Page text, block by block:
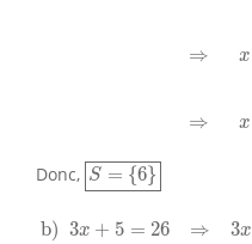
⇒ x
⇒ x
Donc, S = {6}
S={6}
b) 3x + 5 = 26 ⇒ 3x
b) 3x 5 =26 ⇒3 26 −5